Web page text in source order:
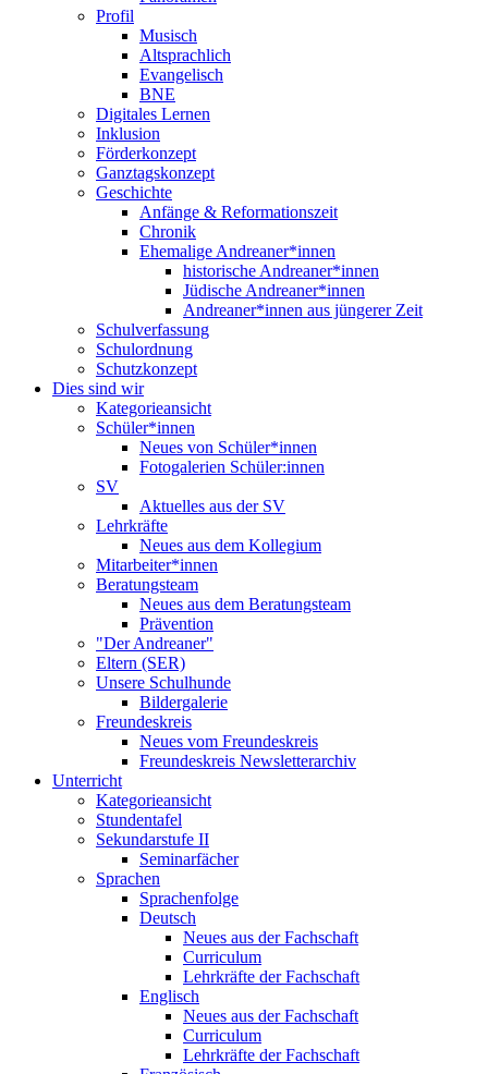
Profil
Musisch
Altsprachlich
Evangelisch
BNE
Digitales Lernen
Inklusion
Förderkonzept
Ganztagskonzept
Geschichte
Anfänge & Reformationszeit
Chronik
Ehemalige Andreaner*innen
historische Andreaner*innen
Jüdische Andreaner*innen
Andreaner*innen aus jüngerer Zeit
Schulverfassung
Schulordnung
Schutzkonzept
Dies sind wir
Kategorieansicht
Schüler*innen
Neues von Schüler*innen
Fotogalerien Schüler:innen
SV
Aktuelles aus der SV
Lehrkräfte
Neues aus dem Kollegium
Mitarbeiter*innen
Beratungsteam
Neues aus dem Beratungsteam
Prävention
"Der Andreaner"
Eltern (SER)
Unsere Schulhunde
Bildergalerie
Freundeskreis
Neues vom Freundeskreis
Freundeskreis Newsletterarchiv
Unterricht
Kategorieansicht
Stundentafel
Sekundarstufe II
Seminarfächer
Sprachen
Sprachenfolge
Deutsch
Neues aus der Fachschaft
Curriculum
Lehrkräfte der Fachschaft
Englisch
Neues aus der Fachschaft
Curriculum
Lehrkräfte der Fachschaft